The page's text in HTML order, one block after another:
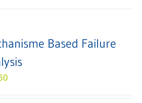
Based Failure